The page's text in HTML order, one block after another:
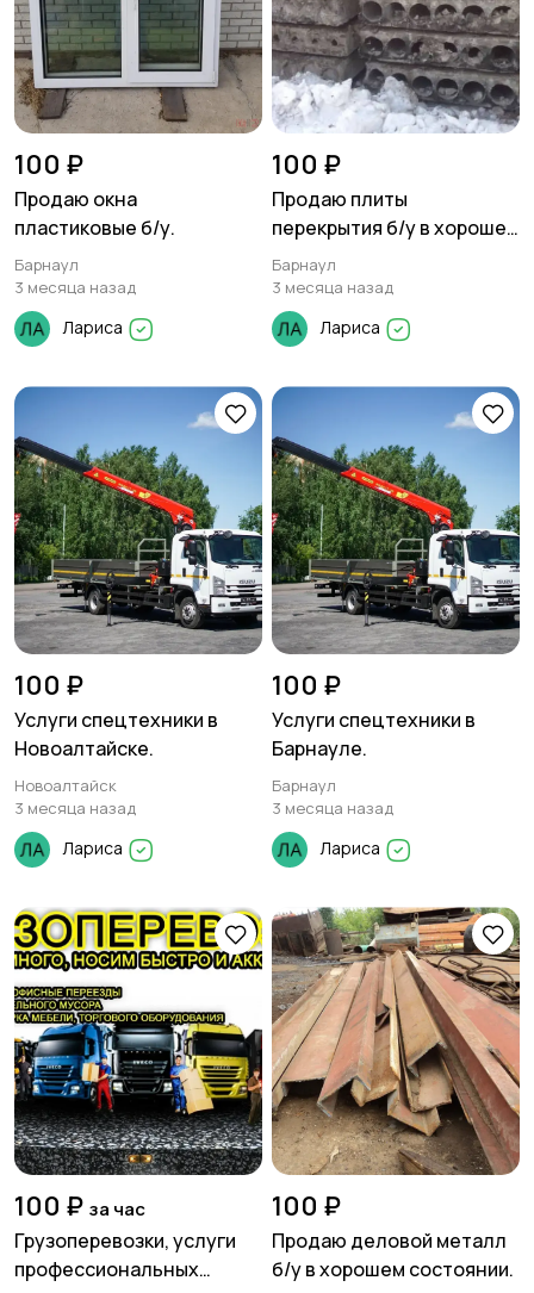
100 ₽
Продаю окна
пластиковые б/у.
Барнаул
3 месяца назад
Лариса
100 ₽
Продаю плиты
перекрытия б/у в хорошем
состоянии.
Барнаул
3 месяца назад
Лариса
100 ₽
Услуги спецтехники в
Новоалтайске.
Новоалтайск
3 месяца назад
Лариса
100 ₽
Услуги спецтехники в
Барнауле.
Барнаул
3 месяца назад
Лариса
100 ₽ за час
Грузоперевозки, услуги
профессиональных
100 ₽
Продаю деловой металл
б/у в хорошем состоянии.